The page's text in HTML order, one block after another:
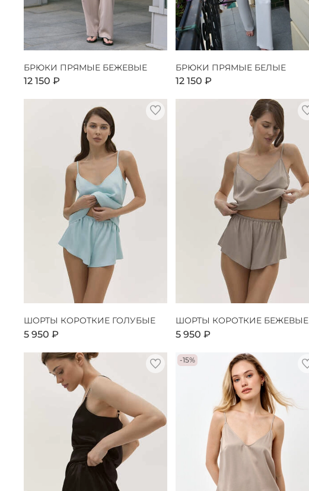
БРЮКИ ПРЯМЫЕ БЕЖЕВЫЕ
12 150 ₽
БРЮКИ ПРЯМЫЕ БЕЛЫЕ
12 150 ₽
ШОРТЫ КОРОТКИЕ ГОЛУБЫЕ
5 950 ₽
ШОРТЫ КОРОТКИЕ БЕЖЕВЫЕ
5 950 ₽
-15%